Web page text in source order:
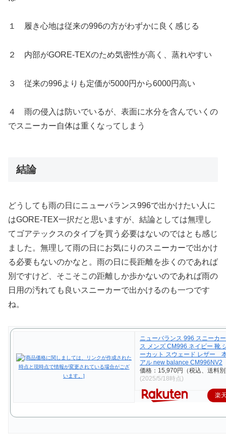
１ 履き心地は従来の996の方がわずかに良く感じる
２ 内部がGORE-TEXのため気密性が高く、蒸れやすい
３ 従来の996よりも定価が5000円から6000円高い
４ 雨の侵入は防いでいるが、表面に水分を含んでいくの
でスニーカー自体は重くなってしまう
結論
どうしても雨の日にニューバランス996で出かけたい人に
はGORE-TEX一択だと思いますが、結論としては無理し
てゴアテックスのタイプを買う必要はないのではとも感じ
ました。無理して雨の日にお気にりのスニーカーで出かけ
る必要もないのかなと。雨の日に長距離を歩くのであれば
別ですけど、そこそこの距離しか歩かないのであれば雨の
日用の汚れても良いスニーカーで出かけるのも一つです
ね。
ニューバランス 996 スニーカ
ス メンズ CM996 ネイビー 靴
ーカット スウェード レザー
アル new balance CM996NV2
価格：15,970円（税込、送料
(2025/5/18時点)
楽